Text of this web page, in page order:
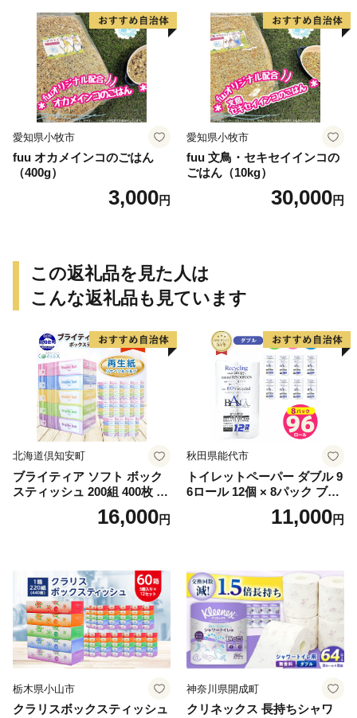
愛知県小牧市
fuu オカメインコのごはん
（400g）
3,000円
愛知県小牧市
fuu 文鳥・セキセイインコの
ごはん（10kg）
30,000円
この返礼品を見た人は
こんな返礼品も見ています
北海道倶知安町
ブライティア ソフト ボック
スティッシュ 200組 400枚 60
箱 日本製 まとめ買い ティッ
シュ リサイクル 長持 防災 常
倶知安町 日用品
16,000円
秋田県能代市
トイレットペーパー ダブル 9
6ロール 12個 × 8パック ブラ
ンカ 再生紙 100％ 芯あり 日
用品 消耗品 無香料 生活用品
11,000円
栃木県小山市
クラリスボックスティッシュ
神奈川県開成町
クリネックス 長持ちシャワ